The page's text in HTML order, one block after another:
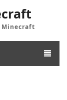
Minecraft